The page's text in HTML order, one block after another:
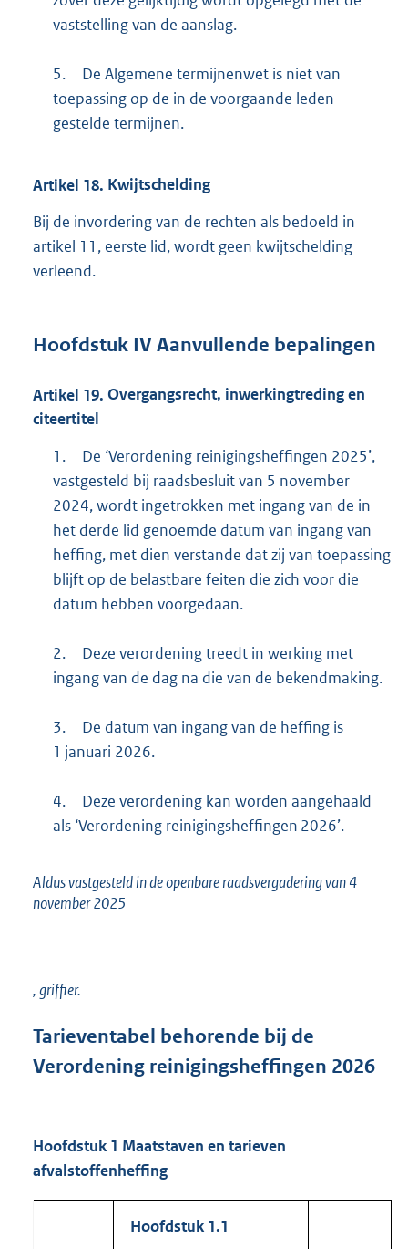
vaststelling van de aanslag.
5.
De Algemene termijnenwet is niet van
toepassing op de in de voorgaande leden
gestelde termijnen.
Artikel 18. Kwijtschelding
Bij de invordering van de rechten als bedoeld in
artikel 11, eerste lid, wordt geen kwijtschelding
verleend.
Hoofdstuk IV Aanvullende bepalingen
Artikel 19. Overgangsrecht, inwerkingtreding en
citeertitel
1.
De ‘Verordening reinigingsheffingen 2025’,
vastgesteld bij raadsbesluit van 5 november
2024, wordt ingetrokken met ingang van de in
het derde lid genoemde datum van ingang van
heffing, met dien verstande dat zij van toepassing
blijft op de belastbare feiten die zich voor die
datum hebben voorgedaan.
2.
Deze verordening treedt in werking met
ingang van de dag na die van de bekendmaking.
3.
De datum van ingang van de heffing is
1 januari 2026.
4.
Deze verordening kan worden aangehaald
als ‘Verordening reinigingsheffingen 2026’.
Aldus vastgesteld in de openbare raadsvergadering van 4
november 2025
, griffier.
Tarieventabel behorende bij de
Verordening reinigingsheffingen 2026
Hoofdstuk 1 Maatstaven en tarieven
afvalstoffenheffing
Hoofdstuk 1.1